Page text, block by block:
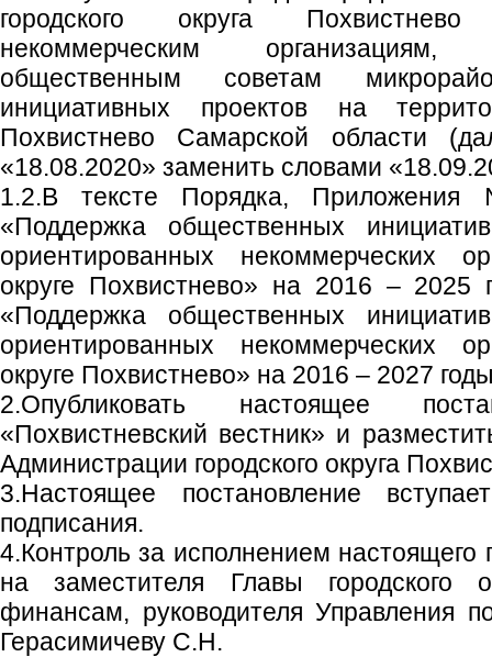
городского округа
некоммерческим
общественным советам
инициативных проектов на
Похвистнево Самарской области
«18.08.2020» заменить словами
1.2.В тексте Порядка,
«Поддержка общественных
ориентированных некоммерческих
округе Похвистнево» на 2016 – 2025
«Поддержка общественных
ориентированных некоммерческих
округе Похвистнево» на 2016 – 2027
2.Опубликовать настоящее
«Похвистневский вестник» и
Администрации городского округа
3.Настоящее постановление
подписания.
4.Контроль за исполнением настоящего
на заместителя Главы городского
финансам, руководителя Управления
Герасимичеву С.Н.